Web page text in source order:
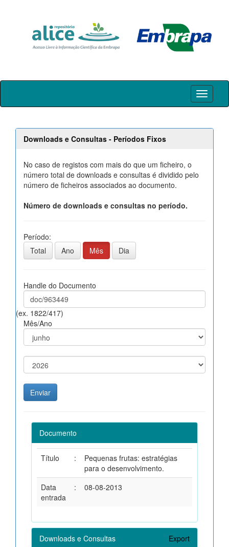
Skip
Downloads e Consultas - Períodos Fixos
No caso de registos com mais do que um ficheiro, o
número total de downloads e consultas é dividido pelo
número de ficheiros associados ao documento.
Número de downloads e consultas no período.
Período:
Total
Ano Mês Dia
Handle do Documento
(ex. 1822/417)
Mês/Ano
Documento
Título :
Pequenas frutas: estratégias
para o desenvolvimento.
Data
entrada
: 08-08-2013
Downloads e Consultas Export